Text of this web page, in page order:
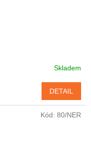
Skladem
DETAIL
Kód: 80/NER